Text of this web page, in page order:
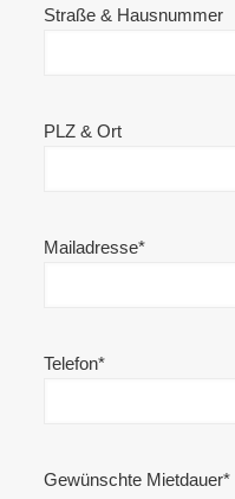
Straße & Hausnummer
PLZ & Ort
Mailadresse*
Telefon*
Gewünschte Mietdauer*